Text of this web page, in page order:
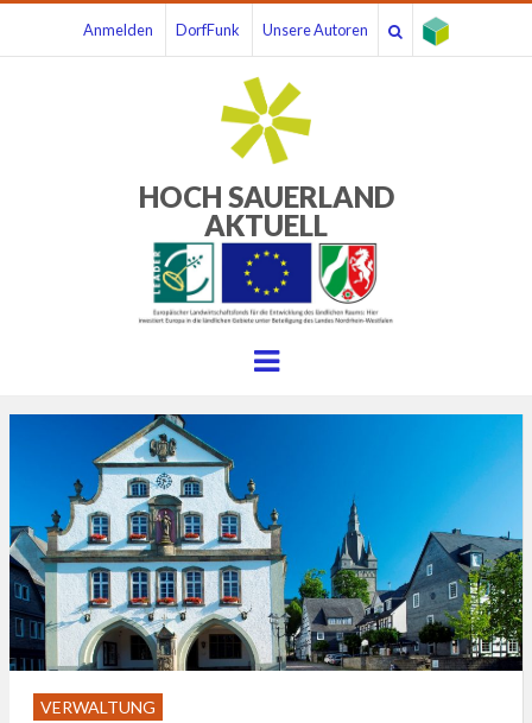
Anmelden DorfFunk Unsere Autoren
HOCH SAUERLAND
AKTUELL
Menu
VERWALTUNG